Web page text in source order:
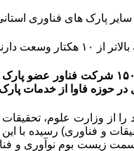
دارند
شرکت فناور عضو پارک
حوزه فاوا از خدمات پارک
وزارت علوم، تحقیقات
فناوری) رسیده با این
سمت زیست ‌بوم نوآوری و